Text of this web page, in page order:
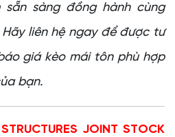
sẵn sàng đồng hành cùng
liên hệ ngay để được tư
giá kèo mái tôn phù hợp
bạn.
JOINT STOCK